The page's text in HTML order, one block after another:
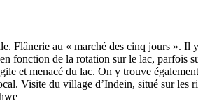
Flânerie au « marché des cinq jours ». Il
fonction de la rotation sur le lac, parfois
et menacé du lac. On y trouve
Visite du village d’Indein, situé sur les